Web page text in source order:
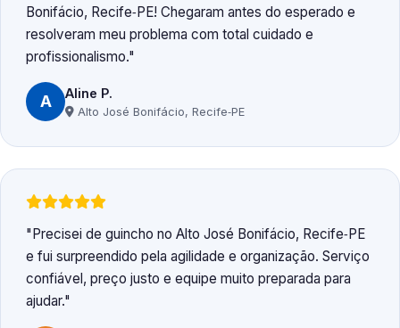
Bonifácio, Recife‑PE! Chegaram antes do esperado e
resolveram meu problema com total cuidado e
profissionalismo.
A Aline P.
Alto José Bonifácio, Recife‑PE
Precisei de guincho no Alto José Bonifácio, Recife‑PE
e fui surpreendido pela agilidade e organização. Serviço
confiável, preço justo e equipe muito preparada para
ajudar.